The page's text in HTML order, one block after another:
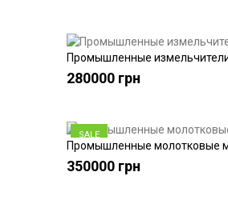
Промышленные
280000 грн
SALE
Промышленные молотковые
350000 грн